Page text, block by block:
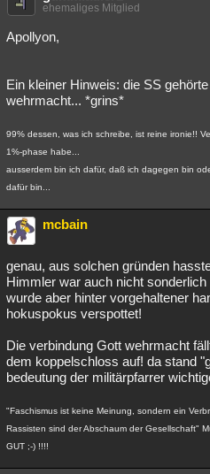
ehemaliges Mitglied
Apollyon,
Ein kleiner Hinweis: die SS
wehrmacht... *grins*
99% dessen, was ich schreibe, ist reine ironie!!
1%-phase habe...
ausserdem bin ich dafür, daß ich dagegen bin
dafür bin...
mcbain
genau, aus solchen gründen
Himmler war auch nicht
wurde aber hinter vorgehaltener
hokuspokus verspottet!
Die verbindung Gott wehrmacht
dem koppelschloss auf! da stand
bedeutung der militärpfarrer
"Faschismus ist keine Meinung, sondern ein
Rassisten sind der Abschaum der Gesellschaft"
GUT ;-) !!!!